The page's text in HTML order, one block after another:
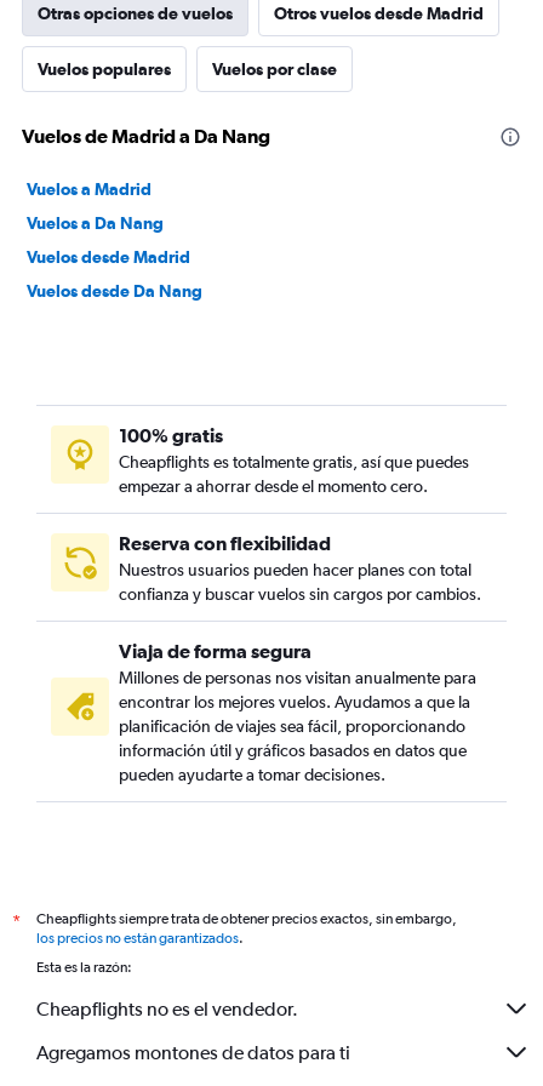
Otras opciones de vuelos Otros vuelos desde Madrid
Vuelos populares Vuelos por clase
Vuelos de Madrid a Da Nang
Vuelos a Madrid
Vuelos a Da Nang
Vuelos desde Madrid
Vuelos desde Da Nang
100% gratis
Cheapflights es totalmente gratis, así que puedes
empezar a ahorrar desde el momento cero.
Reserva con flexibilidad
Nuestros usuarios pueden hacer planes con total
confianza y buscar vuelos sin cargos por cambios.
Viaja de forma segura
Millones de personas nos visitan anualmente para
encontrar los mejores vuelos. Ayudamos a que la
planificación de viajes sea fácil, proporcionando
información útil y gráficos basados en datos que
pueden ayudarte a tomar decisiones.
*
Cheapflights siempre trata de obtener precios exactos, sin embargo,
los precios no están garantizados.
Esta es la razón:
Cheapflights no es el vendedor.
Agregamos montones de datos para ti